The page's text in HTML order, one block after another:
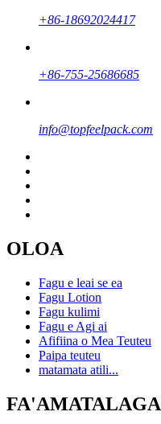
+86-18692024417
+86-755-25686685
info@topfeelpack.com
OLOA
Fagu e leai se ea
Fagu Lotion
Fagu kulimi
Fagu e Agi ai
Afifiina o Mea Teuteu
Paipa teuteu
matamata atili...
FA'AMATALAGA